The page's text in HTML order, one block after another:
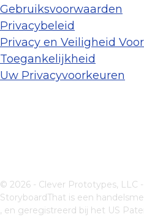
Gebruiksvoorwaarden
Privacybeleid
Privacy en Veiligheid
Toegankelijkheid
Uw Privacyvoorkeuren
© 2026 - Clever Prototypes, LLC
StoryboardThat is een
, en geregistreerd bij het US